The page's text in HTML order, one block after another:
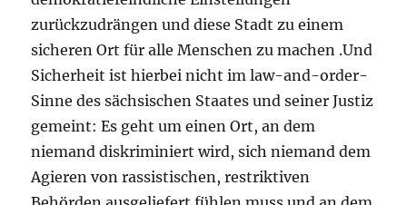
zurückzudrängen und diese Stadt zu einem
sicheren Ort für alle Menschen zu machen .Und
Sicherheit ist hierbei nicht im law-and-order-
Sinne des sächsischen Staates und seiner Justiz
gemeint: Es geht um einen Ort, an dem
niemand diskriminiert wird, sich niemand dem
Agieren von rassistischen, restriktiven